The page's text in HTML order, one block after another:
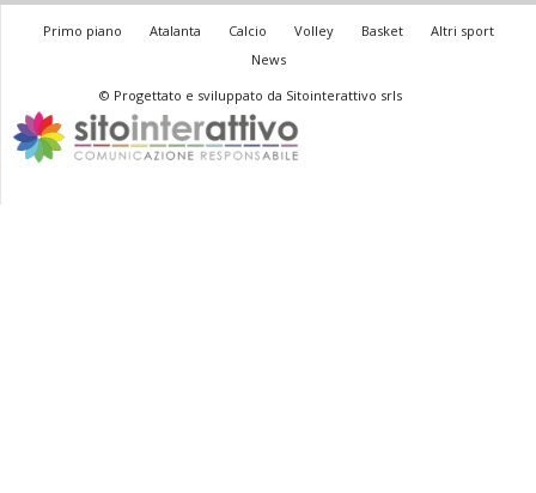
Primo piano Atalanta Calcio Volley Basket
Altri sport
News
© Progettato e sviluppato da Sitointerattivo srls